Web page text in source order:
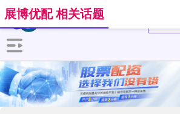
展博优配 相关话题